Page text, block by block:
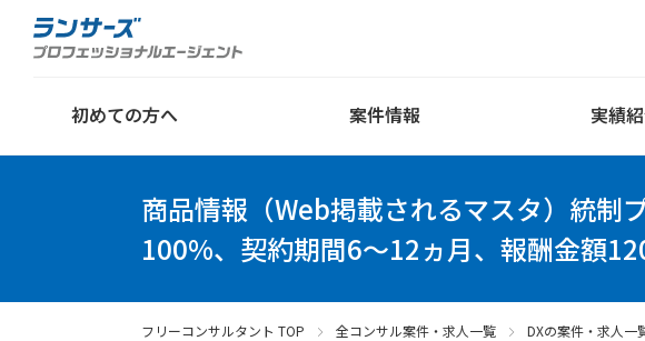
初めての方へ 案件情報 実績
商品情報（Web掲載されるマスタ）統制
100%、契約期間6～12ヵ月、報酬金額
フリーコンサルタント TOP 全コンサル案件・求人一覧 DXの案件・求人一